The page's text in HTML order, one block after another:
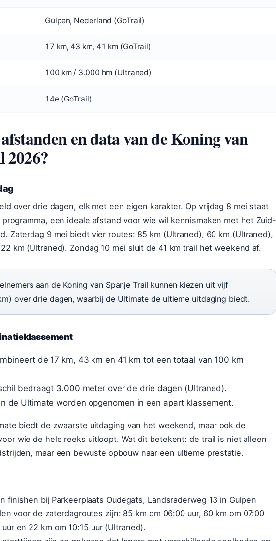
Gulpen, Nederland (GoTrail)
17 km, 43 km, 41 km (GoTrail)
100 km / 3.000 hm (Ultraned)
14e (GoTrail)
en data van de Koning van
2026?
over drie dagen, elk met een eigen karakter. Op vrijdag 8 mei staat
een ideale afstand voor wie wil kennismaken met het Zuid-
Zaterdag 9 mei biedt vier routes: 85 km (Ultraned), 60 km (Ultraned),
km (Ultraned). Zondag 10 mei sluit de 41 km trail het weekend af.
aan de Koning van Spanje Trail kunnen kiezen uit vijf
over drie dagen, waarbij de Ultimate de ultieme uitdaging biedt.
de 17 km, 43 km en 41 km tot een totaal van 100 km
bedraagt 3.000 meter over de drie dagen (Ultraned).
de Ultimate worden opgenomen in een apart klassement.
biedt de zwaarste uitdaging van het weekend, maar ook de
wie de hele reeks uitloopt. Wat dit betekent: de trail is niet alleen
maar een bewuste opbouw naar een ultieme prestatie.
finishen bij Parkeerplaats Oudegats, Landsraderweg 13 in Gulpen
voor de zaterdagroutes zijn: 85 km om 06:00 uur, 60 km om 07:00
en 22 km om 10:15 uur (Ultraned).